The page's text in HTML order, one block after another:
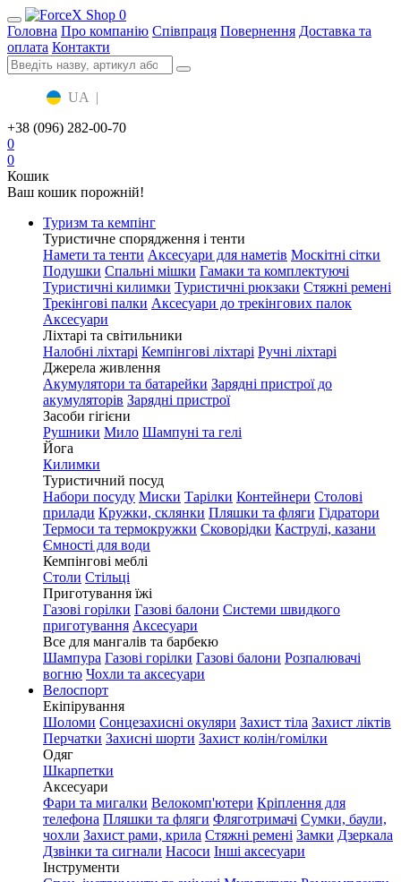
0
Головна Про компанію Співпраця Повернення Доставка та
оплата Контакти
UA |
+38 (096) 282-00-70
0
0
Кошик
Ваш кошик порожній!
Туризм та кемпінг
Туристичне спорядження і тенти
Намети та тенти Аксесуари для наметів Москітні сітки
Подушки Спальні мішки Гамаки та комплектуючі
Туристичні килимки Туристичні рюкзаки Стяжні ремені
Трекінгові палки Аксесуари до трекінгових палок
Аксесуари
Ліхтарі та світильники
Налобні ліхтарі Кемпінгові ліхтарі Ручні ліхтарі
Джерела живлення
Акумулятори та батарейки Зарядні пристрої до
акумуляторів Зарядні пристрої
Засоби гігієни
Рушники Мило Шампуні та гелі
Йога
Килимки
Туристичний посуд
Набори посуду Миски Тарілки Контейнери Столові
прилади Кружки, склянки Пляшки та фляги Гідратори
Термоси та термокружки Сковорідки Каструлі, казани
Ємності для води
Кемпінгові меблі
Столи Стільці
Приготування їжі
Газові горілки Газові балони Системи швидкого
приготування Аксесуари
Все для мангалів та барбекю
Шампура Газові горілки Газові балони Розпалювачі
вогню Чохли та аксесуари
Велоспорт
Екіпірування
Шоломи Сонцезахисні окуляри Захист тіла Захист ліктів
Перчатки Захисні шорти Захист колін/гомілки
Одяг
Шкарпетки
Аксесуари
Фари та мигалки Велокомп'ютери Кріплення для
телефона Пляшки та фляги Фляготримачі Сумки, баули,
чохли Захист рами, крила Стяжні ремені Замки Дзеркала
Дзвінки та сигнали Насоси Інші аксесуари
Інструменти